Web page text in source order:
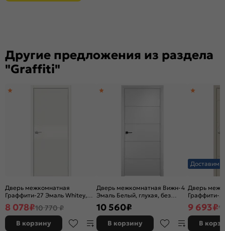
Другие предложения из раздела
"Graffiti"
Дверь межкомнатная
Граффити-27 Эмаль Whitey,
без декора, глухая, без
стекла, без кромки, каркасно-
щитовая
8 078₽10 770 ₽
В корзину
Дверь межкомнатная Вижн-4
Эмаль Белый, глухая, без
кромки, каркасно-щитовая
10 560₽
В корзину
Доставим
Дверь
Граффити-5
без декора,
стекла,
щитовая
9 693₽
В